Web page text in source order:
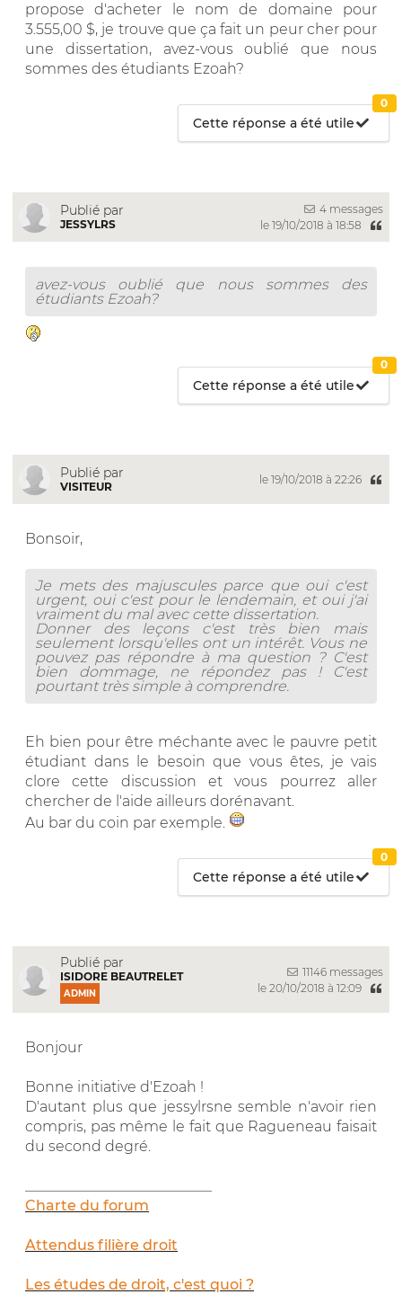
propose d'acheter le nom de domaine pour
3.555,00 $, je trouve que ça fait un peur cher pour
une dissertation, avez-vous oublié que nous
sommes des étudiants Ezoah?
Cette réponse a été utile
0
Publié par
JESSYLRS
4 messages
le 19/10/2018 à 18:58
avez-vous oublié que nous sommes des
étudiants Ezoah?
Cette réponse a été utile
0
Publié par
VISITEUR
le 19/10/2018 à 22:26
Bonsoir,
Je mets des majuscules parce que oui c'est
urgent, oui c'est pour le lendemain, et oui j'ai
vraiment du mal avec cette dissertation.
Donner des leçons c'est très bien mais
seulement lorsqu'elles ont un intérêt. Vous ne
pouvez pas répondre à ma question ? C'est
bien dommage, ne répondez pas ! C'est
pourtant très simple à comprendre.
Eh bien pour être méchante avec le pauvre petit
étudiant dans le besoin que vous êtes, je vais
clore cette discussion et vous pourrez aller
chercher de l'aide ailleurs dorénavant.
Au bar du coin par exemple.
Cette réponse a été utile
0
Publié par
ISIDORE BEAUTRELET
ADMIN
11146 messages
le 20/10/2018 à 12:09
Bonjour
Bonne initiative d'Ezoah !
D'autant plus que jessylrsne semble n'avoir rien
compris, pas même le fait que Ragueneau faisait
du second degré.
Charte du forum
Attendus filière droit
Les études de droit, c'est quoi ?